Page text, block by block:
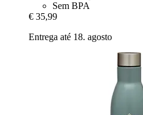
Sem BPA
€ 35,99
Entrega até 18. agosto